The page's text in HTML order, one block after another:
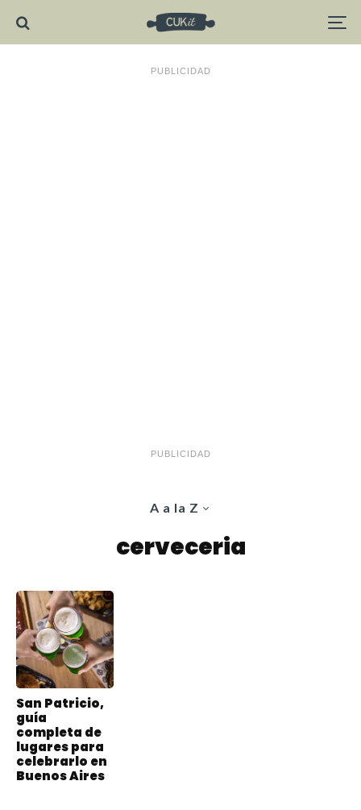
PUBLICIDAD
PUBLICIDAD
A a la Z
cerveceria
San Patricio,
guía
completa de
lugares para
celebrarlo en
Buenos Aires